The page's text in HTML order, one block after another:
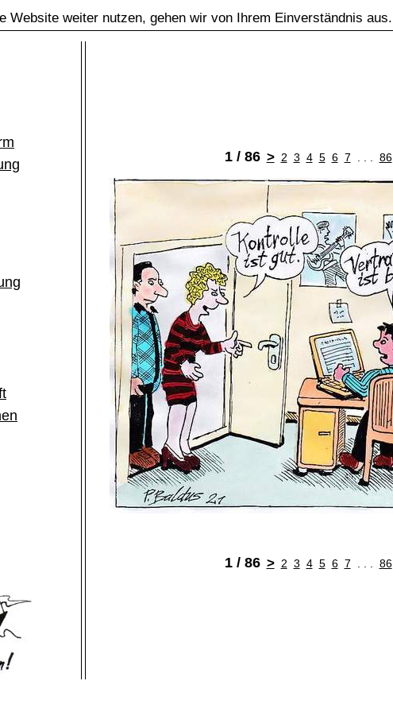
Website weiter nutzen, gehen wir von Ihrem Einverständnis aus.
1 / 86 > 2 3 4 5 6 7 86
1 / 86 > 2 3 4 5 6 7 86